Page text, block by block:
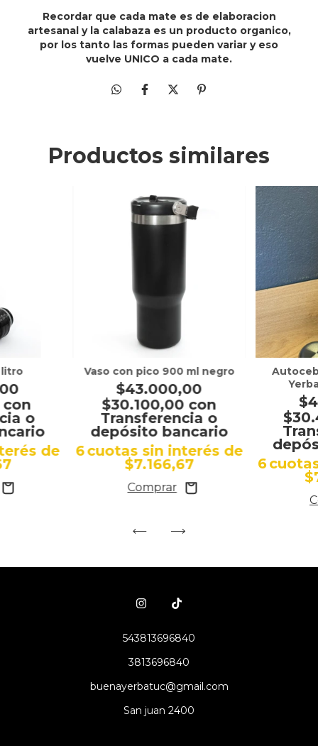
Recordar que cada mate es de elaboracion
artesanal y la calabaza es un producto organico,
por los tanto las formas pueden variar y eso
vuelve UNICO a cada mate.
Productos similares
litro
con
o
de
Vaso con pico 900 ml negro
$43.000,00
$30.100,00 con
Transferencia o
depósito bancario
6cuotas sin interés de
$7.166,67
6
543813696840
3813696840
buenayerbatuc@gmail.com
San juan 2400